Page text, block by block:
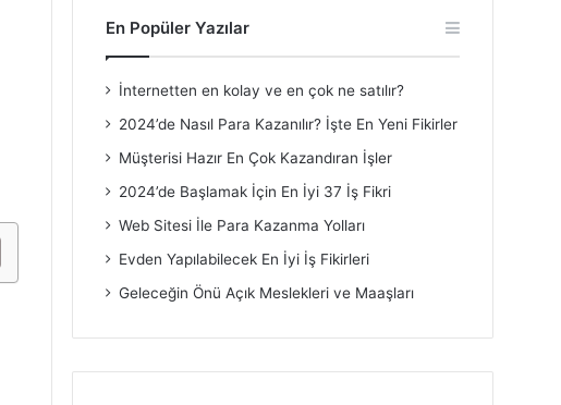
En Popüler Yazılar
İnternetten en kolay ve en çok ne satılır?
2024’de Nasıl Para Kazanılır? İşte En Yeni Fikirler
Müşterisi Hazır En Çok Kazandıran İşler
2024’de Başlamak İçin En İyi 37 İş Fikri
Web Sitesi İle Para Kazanma Yolları
Evden Yapılabilecek En İyi İş Fikirleri
Geleceğin Önü Açık Meslekleri ve Maaşları